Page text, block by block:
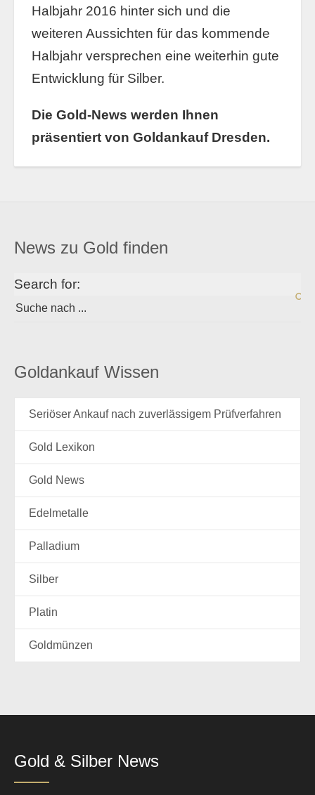
Halbjahr 2016 hinter sich und die
weiteren Aussichten für das kommende
Halbjahr versprechen eine weiterhin gute
Entwicklung für Silber.
Die Gold-News werden Ihnen
präsentiert von Goldankauf Dresden.
News zu Gold finden
Search for:
Goldankauf Wissen
Seriöser Ankauf nach zuverlässigem Prüfverfahren
Gold Lexikon
Gold News
Edelmetalle
Palladium
Silber
Platin
Goldmünzen
Gold & Silber News